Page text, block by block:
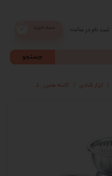
جستجو
سبد خرید ثبت نام در سایت
سفارشات
ابزار قنادی کاسه همزن